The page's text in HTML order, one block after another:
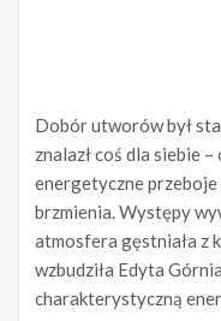
Dobór utworów był
znalazł coś dla siebie
energetyczne
brzmienia. Występy
atmosfera gęstniała z
wzbudziła Edyta
charakterystyczną